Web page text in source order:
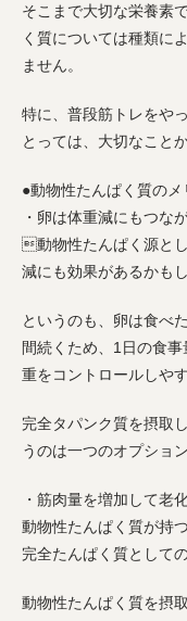
そこまで大切な栄養素
く質については種類
ません。
特に、普段筋トレをや
とっては、大切なこと
●動物性たんぱく質のメ
・卵は体重減にもつな
動物性たんぱく源と
減にも効果があるかも
というのも、卵は食べ
間続くため、1日の食
重をコントロールしや
完全タパンク質を摂取
うのは一つのオプショ
・筋肉量を増加して老
動物性たんぱく質が持
完全たんぱく質として
動物性たんぱく質を摂